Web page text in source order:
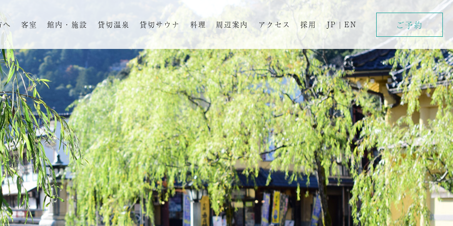
へ 客室 館内・施設 貸切温泉 貸切サウナ 料理 周辺案内 アクセス 採用 JP | EN ご予約